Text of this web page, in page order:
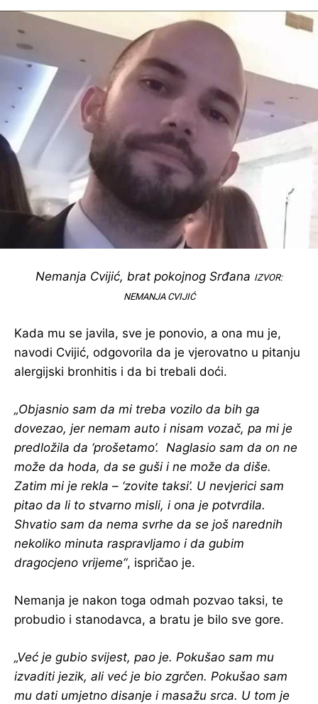
Nemanja Cvijić, brat pokojnog Srđana IZVOR:
NEMANJA CVIJIĆ
Kada mu se javila, sve je ponovio, a ona mu je,
navodi Cvijić, odgovorila da je vjerovatno u pitanju
alergijski bronhitis i da bi trebali doći.
„Objasnio sam da mi treba vozilo da bih ga
dovezao, jer nemam auto i nisam vozač, pa mi je
predložila da ‘prošetamo’. Naglasio sam da on ne
može da hoda, da se guši i ne može da diše.
Zatim mi je rekla – ‘zovite taksi’. U nevjerici sam
pitao da li to stvarno misli, i ona je potvrdila.
Shvatio sam da nema svrhe da se još narednih
nekoliko minuta raspravljamo i da gubim
dragocjeno vrijeme“, ispričao je.
Nemanja je nakon toga odmah pozvao taksi, te
probudio i stanodavca, a bratu je bilo sve gore.
„Već je gubio svijest, pao je. Pokušao sam mu
izvaditi jezik, ali već je bio zgrčen. Pokušao sam
mu dati umjetno disanje i masažu srca. U tom je